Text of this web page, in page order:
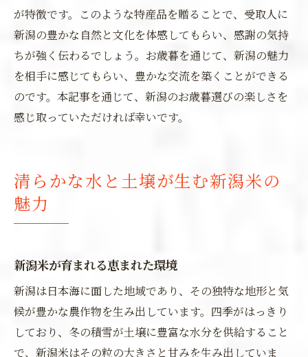
が特徴です。このような特産品を贈ることで、受取人に
新潟の豊かな自然と文化を体感してもらい、感謝の気持
ちが強く伝わるでしょう。お歳暮を通じて、新潟の魅力
を相手に感じてもらい、豊かな交流を築くことができる
のです。本記事を通じて、新潟のお歳暮選びの楽しさを
感じ取っていただければ幸いです。
清らかな水と土壌が生む新潟米の
魅力
新潟米が育まれる恵まれた環境
新潟は日本海に面した地域であり、その独特な地形と気
候が豊かな農作物を生み出しています。四季がはっきり
しており、冬の積雪が土壌に豊富な水分を供給すること
で、新潟米はその粒の大きさと甘みを生み出していま